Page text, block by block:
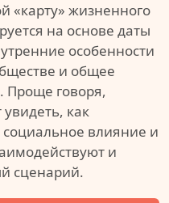
«карту» жизненного
на основе даты
особенности
и общее
Проще говоря,
как
влияние и
и
сценарий.